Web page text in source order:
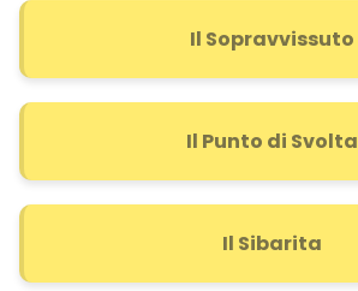
Il Sopravvissuto
Il Punto di Svolta
Il Sibarita